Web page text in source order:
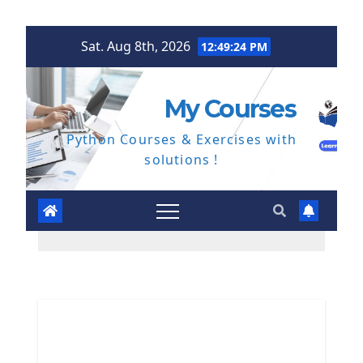
Sat. Aug 8th, 2026 12:49:25 PM
My Courses
Python Courses & Exercises with
solutions !